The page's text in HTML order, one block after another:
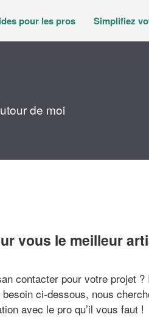
pour les pros Simplifiez
de moi
vous le meilleur
contacter pour votre projet ?
ci-dessous, nous
avec le pro qu’il vous faut !